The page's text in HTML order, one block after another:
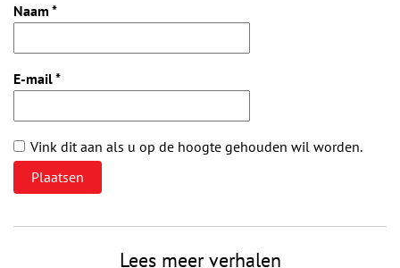
Naam *
E-mail*
Vink dit aan als u op de hoogte gehouden wil worden.
Lees meer verhalen